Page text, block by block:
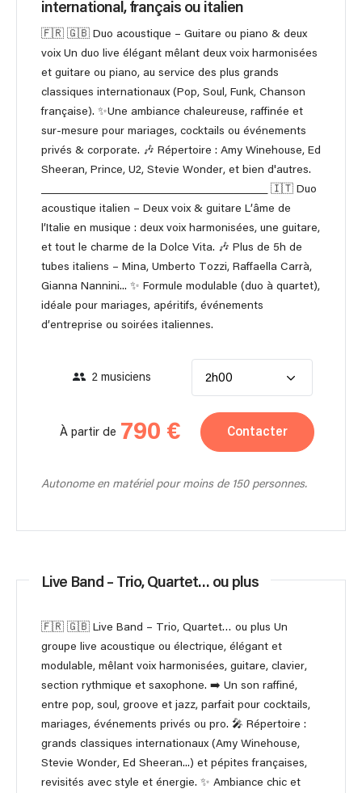
international, français ou italien
🇫🇷 🇬🇧 Duo acoustique – Guitare ou piano & deux
voix Un duo live élégant mêlant deux voix harmonisées
et guitare ou piano, au service des plus grands
classiques internationaux (Pop, Soul, Funk, Chanson
française). ✨Une ambiance chaleureuse, raffinée et
sur-mesure pour mariages, cocktails ou événements
privés & corporate. 🎶 Répertoire : Amy Winehouse, Ed
Sheeran, Prince, U2, Stevie Wonder, et bien d'autres.
________________________________________ 🇮🇹 Duo
acoustique italien – Deux voix & guitare L’âme de
l’Italie en musique : deux voix harmonisées, une guitare,
et tout le charme de la Dolce Vita. 🎶 Plus de 5h de
tubes italiens – Mina, Umberto Tozzi, Raffaella Carrà,
Gianna Nannini... ✨ Formule modulable (duo à quartet),
idéale pour mariages, apéritifs, événements
d’entreprise ou soirées italiennes.
2 musiciens 2h00
À partir de 790 € Contacter
Autonome en matériel pour moins de 150 personnes.
Live Band – Trio, Quartet… ou plus
🇫🇷 🇬🇧 Live Band – Trio, Quartet… ou plus Un
groupe live acoustique ou électrique, élégant et
modulable, mêlant voix harmonisées, guitare, clavier,
section rythmique et saxophone. ➡️ Un son raffiné,
entre pop, soul, groove et jazz, parfait pour cocktails,
mariages, événements privés ou pro. 🎤 Répertoire :
grands classiques internationaux (Amy Winehouse,
Stevie Wonder, Ed Sheeran...) et pépites françaises,
revisités avec style et énergie. ✨ Ambiance chic et